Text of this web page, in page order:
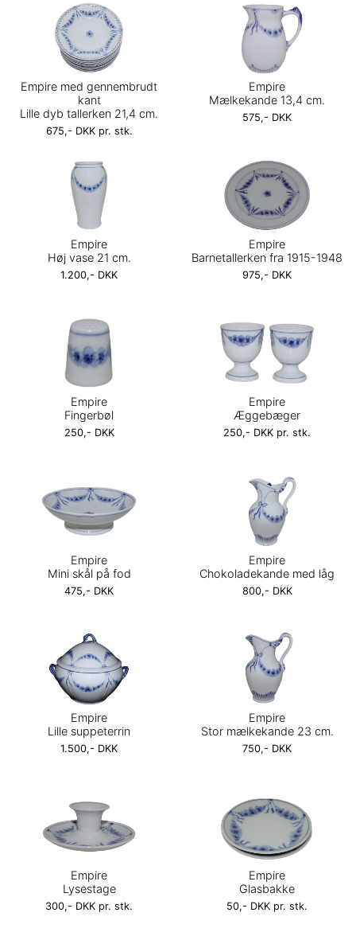
Empire med gennembrudt
kant
Lille dyb tallerken 21,4 cm.
675,- DKK pr. stk.
Empire
Mælkekande 13,4 cm.
575,- DKK
Empire
Høj vase 21 cm.
1.200,- DKK
Empire
Barnetallerken fra 1915-1948
975,- DKK
Empire
Fingerbøl
250,- DKK
Empire
Æggebæger
250,- DKK pr. stk.
Empire
Mini skål på fod
475,- DKK
Empire
Chokoladekande med låg
800,- DKK
Empire
Lille suppeterrin
1.500,- DKK
Empire
Stor mælkekande 23 cm.
750,- DKK
Empire
Lysestage
300,- DKK pr. stk.
Empire
Glasbakke
50,- DKK pr. stk.